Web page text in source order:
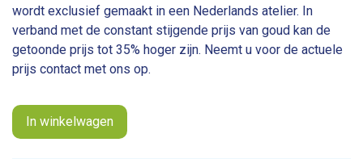
wordt exclusief gemaakt in een Nederlands atelier. In
verband met de constant stijgende prijs van goud kan de
getoonde prijs tot 35% hoger zijn. Neemt u voor de actuele
prijs contact met ons op.
In winkelwagen